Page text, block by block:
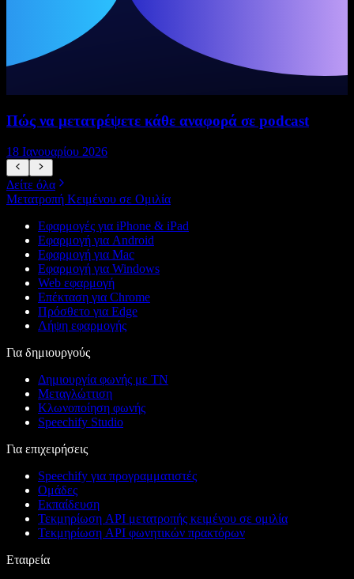
Πώς να μετατρέψετε κάθε αναφορά σε podcast
18 Ιανουαρίου 2026
Δείτε όλα
Μετατροπή Κειμένου σε Ομιλία
Εφαρμογές για iPhone & iPad
Εφαρμογή για Android
Εφαρμογή για Mac
Εφαρμογή για Windows
Web εφαρμογή
Επέκταση για Chrome
Πρόσθετο για Edge
Λήψη εφαρμογής
Για δημιουργούς
Δημιουργία φωνής με ΤΝ
Μεταγλώττιση
Κλωνοποίηση φωνής
Speechify Studio
Για επιχειρήσεις
Speechify για προγραμματιστές
Ομάδες
Εκπαίδευση
Τεκμηρίωση API μετατροπής κειμένου σε ομιλία
Τεκμηρίωση API φωνητικών πρακτόρων
Εταιρεία